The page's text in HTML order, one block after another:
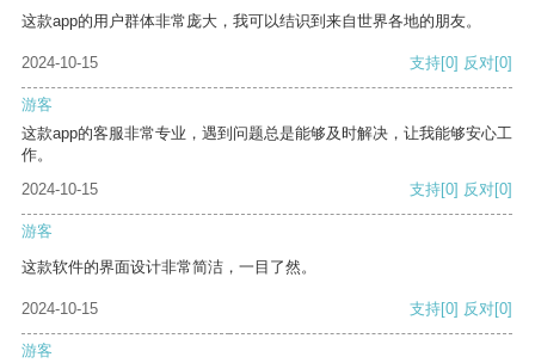
这款app的用户群体非常庞大，我可以结识到来自世界各地的朋友。
2024-10-15 支持[0] 反对[0]
游客
这款app的客服非常专业，遇到问题总是能够及时解决，让我能够安心工
作。
2024-10-15
支持[0] 反对[0]
游客
这款软件的界面设计非常简洁，一目了然。
2024-10-15 支持[0] 反对[0]
游客